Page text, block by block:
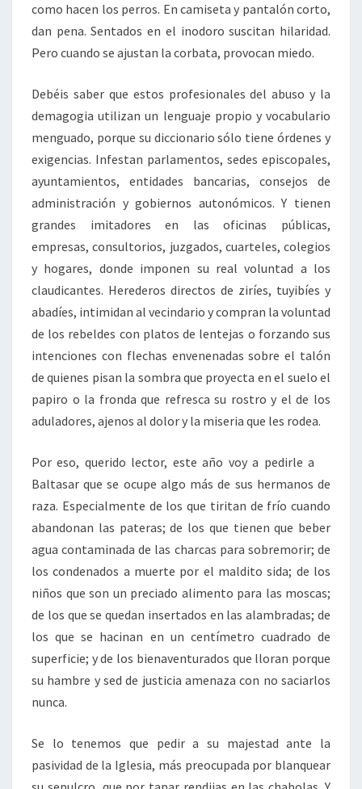
como hacen los perros. En camiseta y pantalón corto,
dan pena. Sentados en el inodoro suscitan hilaridad.
Pero cuando se ajustan la corbata, provocan miedo.
Debéis saber que estos profesionales del abuso y la
demagogia utilizan un lenguaje propio y vocabulario
menguado, porque su diccionario sólo tiene órdenes y
exigencias. Infestan parlamentos, sedes episcopales,
ayuntamientos, entidades bancarias, consejos de
administración y gobiernos autonómicos. Y tienen
grandes imitadores en las oficinas públicas,
empresas, consultorios, juzgados, cuarteles, colegios
y hogares, donde imponen su real voluntad a los
claudicantes. Herederos directos de ziríes, tuyibíes y
abadíes, intimidan al vecindario y compran la voluntad
de los rebeldes con platos de lentejas o forzando sus
intenciones con flechas envenenadas sobre el talón
de quienes pisan la sombra que proyecta en el suelo el
papiro o la fronda que refresca su rostro y el de los
aduladores, ajenos al dolor y la miseria que les rodea.
Por eso, querido lector, este año voy a pedirle a
Baltasar que se ocupe algo más de sus hermanos de
raza. Especialmente de los que tiritan de frío cuando
abandonan las pateras; de los que tienen que beber
agua contaminada de las charcas para sobremorir; de
los condenados a muerte por el maldito sida; de los
niños que son un preciado alimento para las moscas;
de los que se quedan insertados en las alambradas; de
los que se hacinan en un centímetro cuadrado de
superficie; y de los bienaventurados que lloran porque
su hambre y sed de justicia amenaza con no saciarlos
nunca.
Se lo tenemos que pedir a su majestad ante la
pasividad de la Iglesia, más preocupada por blanquear